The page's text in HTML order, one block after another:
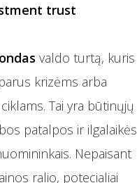
trust
valdo turtą, kuris
krizėms arba
Tai yra būtinųjų
patalpos ir ilgalaikės
Nepaisant
ralio, potecialiai